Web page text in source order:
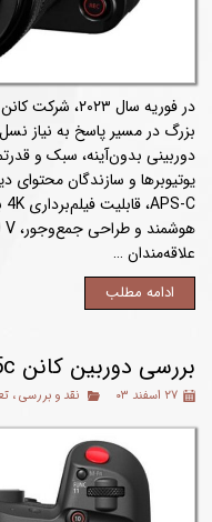
بزرگ در مسیر پاسخ به نیاز
دوربینی بدون‌آینه، سبک و
یوتیوبرها و سازندگان
علاقه‌مندان …
ادامه مطلب
بررسی دوربین کانن r5c
۲۷ اسفند ۰۳ نقد و بررسی،